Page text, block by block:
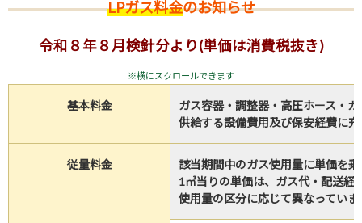
LPガス料金のお知らせ
令和８年８月検針分より(単価は消費税抜き)
基本料金
ガス容器・調整器・高圧ホース・
供給する設備費用及び保安経費に
従量料金
該当期間中のガス使用量に単価を
1㎥当りの単価は、ガス代・配送経
使用量の区分に応じて異なっていま